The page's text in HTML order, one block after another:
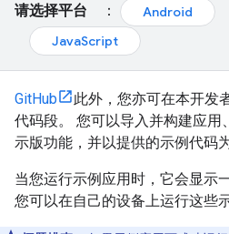
请选择平台 ： Android
JavaScript
GitHub
此外，您亦可在本开发
代码段。 您可以导入并构建应用
示版功能，并以提供的示例代码
当您运行示例应用时，它会显示
您可以在自己的设备上运行这些